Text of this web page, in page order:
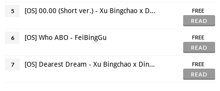
5 [OS] 00.00 (Short ver.) - Xu Bingchao x Ding Feijun
FREE
READ
6 [OS] Who ABO - FeiBingGu
FREE
READ
7 [OS] Dearest Dream - Xu Bingchao x Ding Feijun
FREE
READ